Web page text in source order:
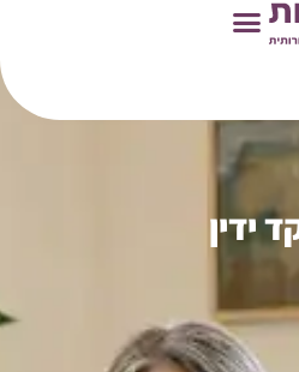
הורים
ידין